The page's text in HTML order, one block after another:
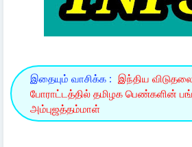
இதையும் வாசிக்க : இந்திய
போராட்டத்தில் தமிழக பெண்களின்
அம்புஜத்தம்மாள்